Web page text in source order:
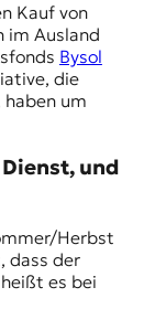
Kauf von
im Ausland
Bysol
die
um
und
Herbst
dass der
es bei